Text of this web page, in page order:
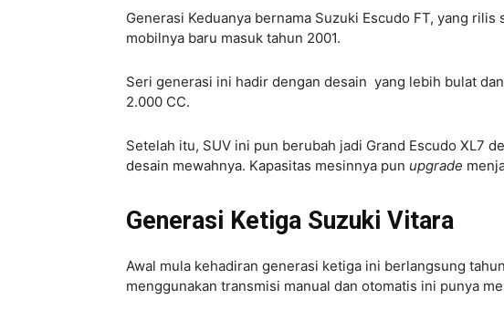
Generasi Keduanya bernama Suzuki Escudo FT, yang
mobilnya baru masuk tahun 2001.
Seri generasi ini hadir dengan desain yang lebih bulat
2.000 CC.
Setelah itu, SUV ini pun berubah jadi Grand Escudo XL7
desain mewahnya. Kapasitas mesinnya pun upgrade
Generasi Ketiga Suzuki Vitara
Awal mula kehadiran generasi ketiga ini berlangsung
menggunakan transmisi manual dan otomatis ini punya